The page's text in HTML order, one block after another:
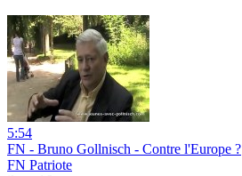
5:54
FN - Bruno Gollnisch - Contre l'Europe ?
FN Patriote